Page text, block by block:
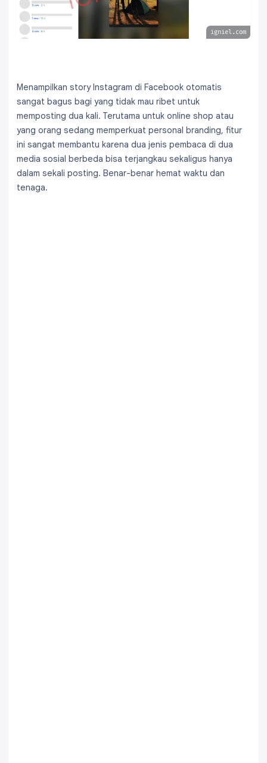
igniel.com
Menampilkan story Instagram di Facebook otomatis
sangat bagus bagi yang tidak mau ribet untuk
memposting dua kali. Terutama untuk online shop atau
yang orang sedang memperkuat personal branding, fitur
ini sangat membantu karena dua jenis pembaca di dua
media sosial berbeda bisa terjangkau sekaligus hanya
dalam sekali posting. Benar-benar hemat waktu dan
tenaga.